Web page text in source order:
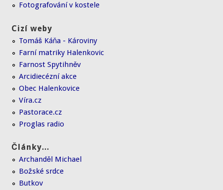
Fotografování v kostele
Cizí weby
Tomáš Káňa - Károviny
Farní matriky Halenkovic
Farnost Spytihněv
Arcidiecézní akce
Obec Halenkovice
Víra.cz
Pastorace.cz
Proglas radio
Články...
Archanděl Michael
Božské srdce
Butkov